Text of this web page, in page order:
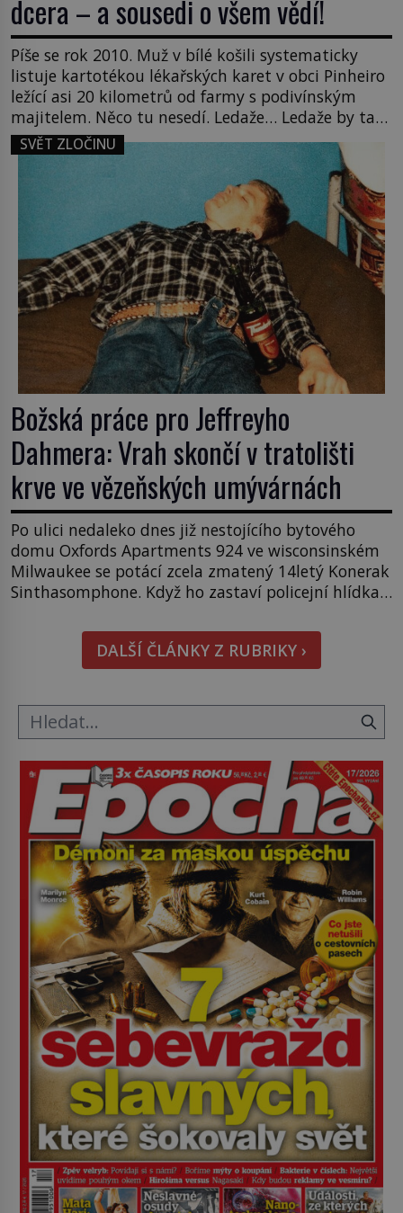
dcera – a sousedi o všem vědí!
Píše se rok 2010. Muž v bílé košili systematicky
listuje kartotékou lékařských karet v obci Pinheiro
ležící asi 20 kilometrů od farmy s podivínským
majitelem. Něco tu nesedí. Ledaže… Ledaže by ta
mladá dívka z farmy byla ne manželkou, ale
dcerou – a všechny ty děti byly zplozené v incestu.
Na sociálním odboru jednoho z […]
SVĚT ZLOČINU
Božská práce pro Jeffreyho
Dahmera: Vrah skončí v tratolišti
krve ve vězeňských umývárnách
Po ulici nedaleko dnes již nestojícího bytového
domu Oxfords Apartments 924 ve wisconsinském
Milwaukee se potácí zcela zmatený 14letý Konerak
Sinthasomphone. Když ho zastaví policejní hlídka,
Strážníci ho dopraví zpět do udaného bytu. Oním
„kamarádem“ je ovšem jeden z nejslavnějších
vrahů, Jeffrey Dahmer (1960–1994). Je 27. května
DALŠÍ ČLÁNKY Z RUBRIKY ›